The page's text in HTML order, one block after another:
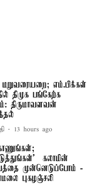
மறுவரையறை; எம்.பிக்கள்
திமுக பங்கேற்க
திருமாவளவன்
13 hours ago
– கலாமின்
முன்னெடுப்போம் -
புகழஞ்சலி